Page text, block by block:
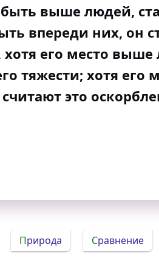
выше людей,
впереди них, он
хотя его место
тяжести; хотя его
это
Природа Сравнение